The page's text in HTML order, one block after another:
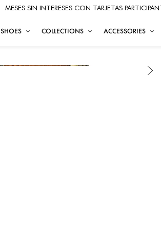
MESES SIN INTERESES CON TARJETAS
SHOES COLLECTIONS ACCESSORIES